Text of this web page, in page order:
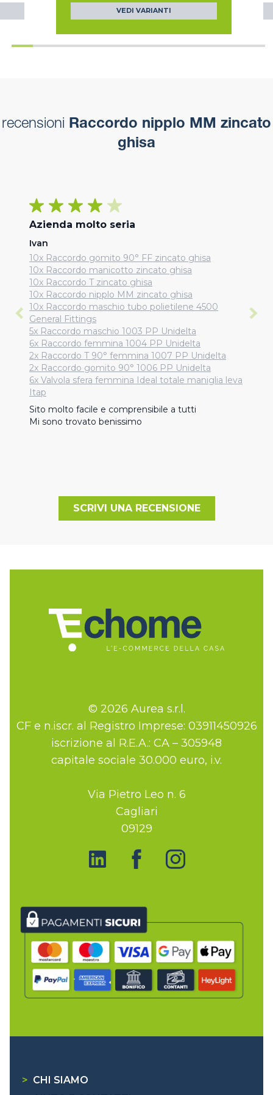
VEDI VARIANTI
recensioni Raccordo nipplo MM zincato
ghisa
Azienda molto seria
Ivan
10x Raccordo gomito 90° FF zincato ghisa
10x Raccordo manicotto zincato ghisa
10x Raccordo T zincato ghisa
10x Raccordo nipplo MM zincato ghisa
10x Raccordo maschio tubo polietilene 4500
General Fittings
5x Raccordo maschio 1003 PP Unidelta
6x Raccordo femmina 1004 PP Unidelta
2x Raccordo T 90° femmina 1007 PP Unidelta
2x Raccordo gomito 90° 1006 PP Unidelta
6x Valvola sfera femmina Ideal totale maniglia leva
Itap
Sito molto facile e comprensibile a tutti
Mi sono trovato benissimo
SCRIVI UNA RECENSIONE
© 2026 Aurea s.r.l.
CF e n.iscr. al Registro Imprese: 03911450926
iscrizione al R.E.A.: CA – 305948
capitale sociale 30.000 euro, i.v.
Via Pietro Leo n. 6
Cagliari
09129
> CHI SIAMO